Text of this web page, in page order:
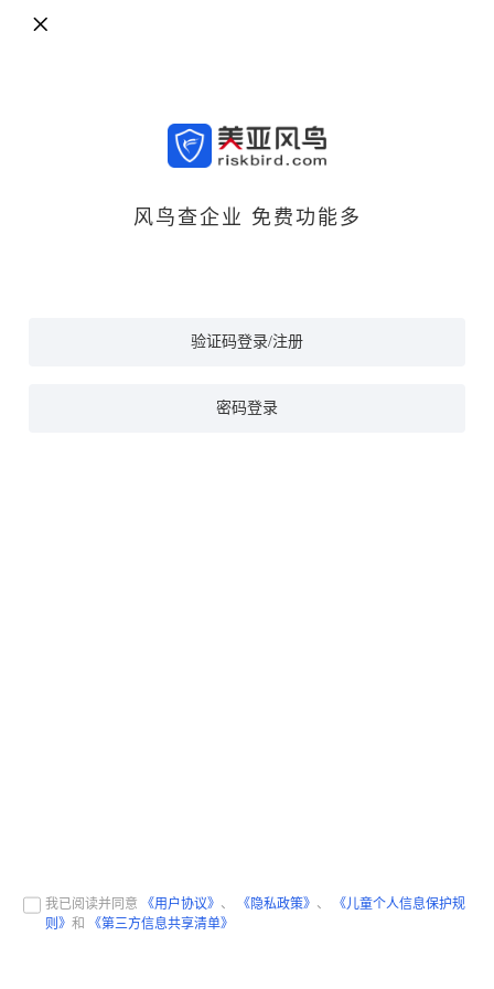
风鸟查企业 免费功能多
验证码登录/注册
密码登录
我已阅读并同意 《用户协议》 、 《隐私政策》 、
《儿童个人信息保护规
则》和 《第三方信息共享清单》